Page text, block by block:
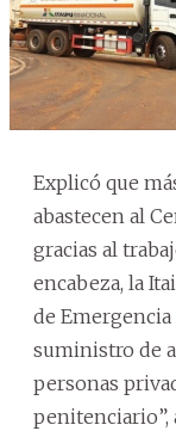
Explicó que
abastecen al
gracias al
encabeza, la
de Emergencia
suministro de
personas
penitenciario”,